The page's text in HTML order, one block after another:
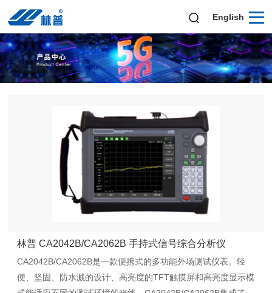
English
林普 CA2042B/CA2062B 手持式信号综合分析仪
CA2042B/CA2062B是一款便携式的多功能外场测试仪表。轻
便、坚固、防水溅的设计、高亮度的TFT触摸屏和高亮度显示模